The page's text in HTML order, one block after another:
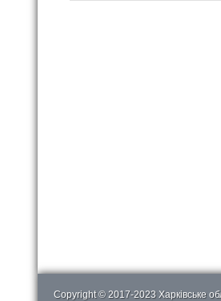
Copyright © 2017-2023 Харківське